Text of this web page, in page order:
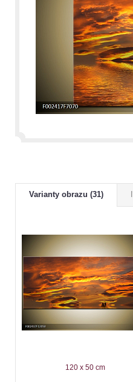
Varianty obrazu (31)
120 x 50 cm